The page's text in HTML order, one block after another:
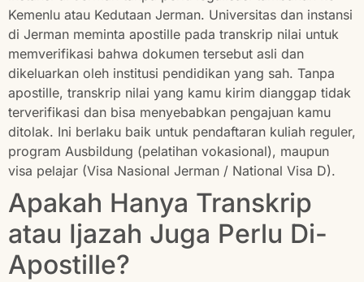
Kemenlu atau Kedutaan Jerman. Universitas dan instansi
di Jerman meminta apostille pada transkrip nilai untuk
memverifikasi bahwa dokumen tersebut asli dan
dikeluarkan oleh institusi pendidikan yang sah. Tanpa
apostille, transkrip nilai yang kamu kirim dianggap tidak
terverifikasi dan bisa menyebabkan pengajuan kamu
ditolak. Ini berlaku baik untuk pendaftaran kuliah reguler,
program Ausbildung (pelatihan vokasional), maupun
visa pelajar (Visa Nasional Jerman / National Visa D).
Apakah Hanya Transkrip
atau Ijazah Juga Perlu Di-
Apostille?